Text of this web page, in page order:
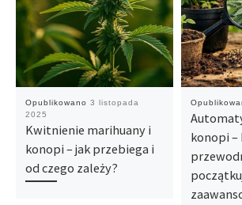
Opublikowano 3 listopada
2025
Kwitnienie marihuany i
konopi – jak przebiega i
od czego zależy?
konopi